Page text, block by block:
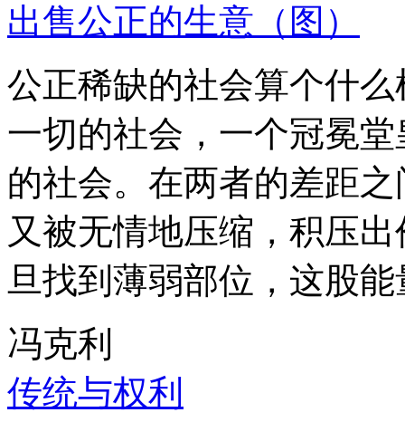
出售公正的生意（图）
公正稀缺的社会算个什
一切的社会，一个冠冕
的社会。在两者的差距
又被无情地压缩，积压
旦找到薄弱部位，这股
冯克利
传统与权利